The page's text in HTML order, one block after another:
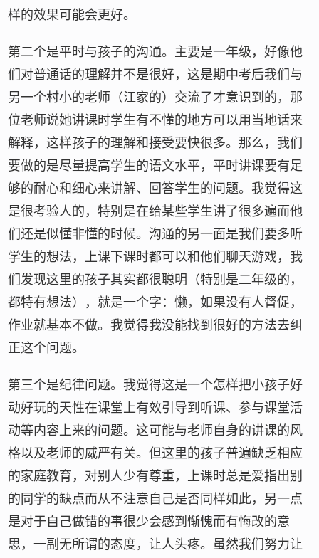
样的效果可能会更好。
第二个是平时与孩子的沟通。主要是一年级，好像他
们对普通话的理解并不是很好，这是期中考后我们与
另一个村小的老师（江家的）交流了才意识到的，那
位老师说她讲课时学生有不懂的地方可以用当地话来
解释，这样孩子的理解和接受要快很多。那么，我们
要做的是尽量提高学生的语文水平，平时讲课要有足
够的耐心和细心来讲解、回答学生的问题。我觉得这
是很考验人的，特别是在给某些学生讲了很多遍而他
们还是似懂非懂的时候。沟通的另一面是我们要多听
学生的想法，上课下课时都可以和他们聊天游戏，我
们发现这里的孩子其实都很聪明（特别是二年级的，
都特有想法），就是一个字：懒，如果没有人督促，
作业就基本不做。我觉得我没能找到很好的方法去纠
正这个问题。
第三个是纪律问题。我觉得这是一个怎样把小孩子好
动好玩的天性在课堂上有效引导到听课、参与课堂活
动等内容上来的问题。这可能与老师自身的讲课的风
格以及老师的威严有关。但这里的孩子普遍缺乏相应
的家庭教育，对别人少有尊重，上课时总是爱指出别
的同学的缺点而从不注意自己是否同样如此，另一点
是对于自己做错的事很少会感到惭愧而有悔改的意
思，一副无所谓的态度，让人头疼。虽然我们努力让